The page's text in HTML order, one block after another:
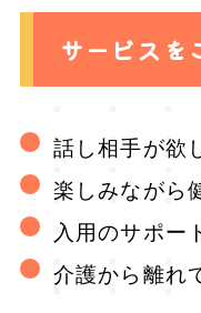
サービスを
話し相手が欲
楽しみながら
入用のサポー
介護から離れ